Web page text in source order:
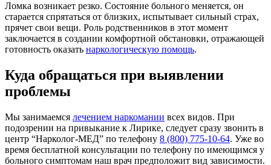
Ломка возникает резко. Состояние больного меняется, он
старается спрятаться от близких, испытывает сильный страх,
прячет свои вещи. Роль родственников в этот момент
заключается в создании комфортной обстановки, отражающей
готовность оказать наркологическую помощь.
Куда обращаться при выявлении
проблемы
Мы занимаемся лечением наркомании всех видов. При
подозрении на привыкание к Лирике, следует сразу звонить в
центр “Нарколог-МЕД” по телефону 8 (800) 775-10-64. Уже во
время бесплатной консультации по телефону по имеющимся у
больного симптомам наш врач предположит вид зависимости.